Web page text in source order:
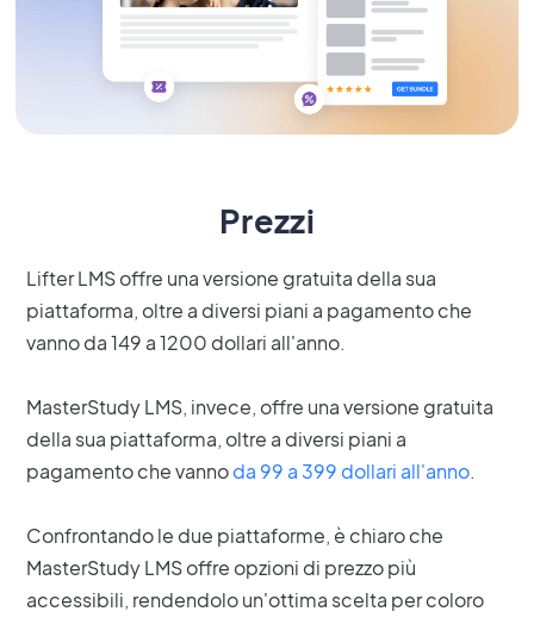
Prezzi
Lifter LMS offre una versione gratuita della sua
piattaforma, oltre a diversi piani a pagamento che
vanno da 149 a 1200 dollari all'anno.
MasterStudy LMS, invece, offre una versione gratuita
della sua piattaforma, oltre a diversi piani a
pagamento che vannoda 99 a 399 dollari all'anno.
Confrontando le due piattaforme, è chiaro che
MasterStudy LMS offre opzioni di prezzo più
accessibili, rendendolo un'ottima scelta per coloro